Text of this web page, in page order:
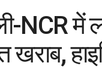
NCR में
खराब,